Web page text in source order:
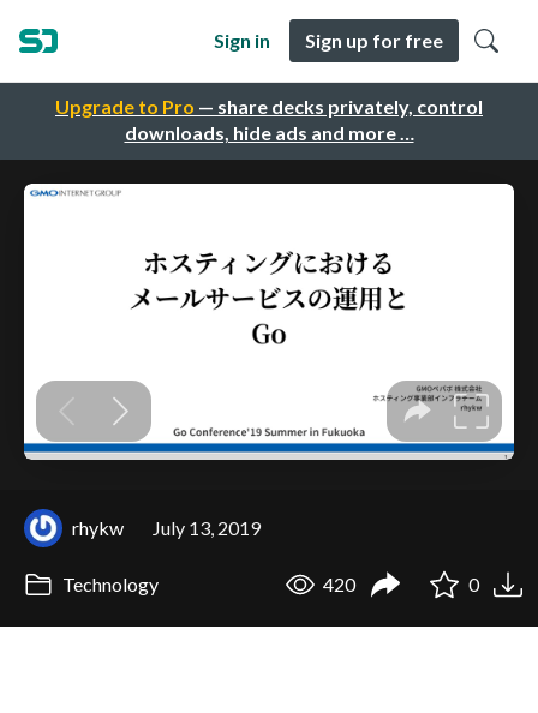
Upgrade to Pro — share decks privately, control
downloads, hide ads and more …
Sign in Sign up for free
rhykw July 13, 2019
Technology 420 0